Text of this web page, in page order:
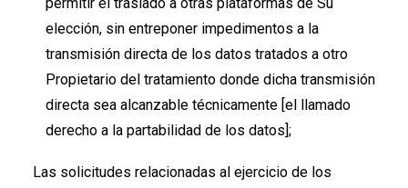
elección, sin entreponer impedimentos a la
transmisión directa de los datos tratados a otro
Propietario del tratamiento donde dicha transmisión
directa sea alcanzable técnicamente [el llamado
derecho a la partabilidad de los datos];
Las solicitudes relacionadas al ejercicio de los